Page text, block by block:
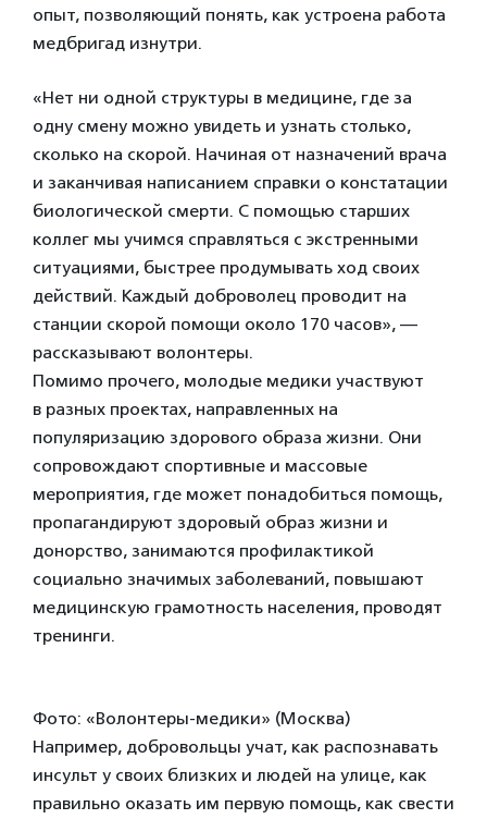
опыт, позволяющий понять, как устроена работа
медбригад изнутри.
«Нет ни одной структуры в медицине, где за
одну смену можно увидеть и узнать столько,
сколько на скорой. Начиная от назначений врача
и заканчивая написанием справки о констатации
биологической смерти. С помощью старших
коллег мы учимся справляться с экстренными
ситуациями, быстрее продумывать ход своих
действий. Каждый доброволец проводит на
станции скорой помощи около 170 часов», —
рассказывают волонтеры.
Помимо прочего, молодые медики участвуют
в разных проектах, направленных на
популяризацию здорового образа жизни. Они
сопровождают спортивные и массовые
мероприятия, где может понадобиться помощь,
пропагандируют здоровый образ жизни и
донорство, занимаются профилактикой
социально значимых заболеваний, повышают
медицинскую грамотность населения, проводят
тренинги.
Фото: «Волонтеры-медики» (Москва)
Например, добровольцы учат, как распознавать
инсульт у своих близких и людей на улице, как
правильно оказать им первую помощь, как свести